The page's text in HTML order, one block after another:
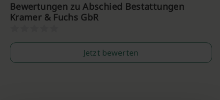
Bewertungen zu Abschied Bestattungen
Kramer & Fuchs GbR
Jetzt bewerten